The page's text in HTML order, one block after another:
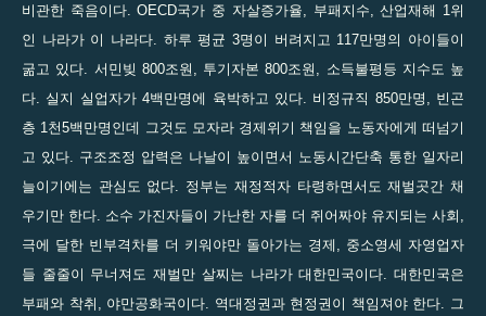
비관한 죽음이다. OECD국가 중 자살증가율, 부패지수, 산업재해 1위
인 나라가 이 나라다. 하루 평균 3명이 버려지고 117만명의 아이들이
굶고 있다. 서민빚 800조원, 투기자본 800조원, 소득불평등 지수도 높
다. 실지 실업자가 4백만명에 육박하고 있다. 비정규직 850만명, 빈곤
층 1천5백만명인데 그것도 모자라 경제위기 책임을 노동자에게 떠넘기
고 있다. 구조조정 압력은 나날이 높이면서 노동시간단축 통한 일자리
늘이기에는 관심도 없다. 정부는 재정적자 타령하면서도 재벌곳간 채
우기만 한다. 소수 가진자들이 가난한 자를 더 쥐어짜야 유지되는 사회,
극에 달한 빈부격차를 더 키워야만 돌아가는 경제, 중소영세 자영업자
들 줄줄이 무너져도 재벌만 살찌는 나라가 대한민국이다. 대한민국은
부패와 착취, 야만공화국이다. 역대정권과 현정권이 책임져야 한다. 그